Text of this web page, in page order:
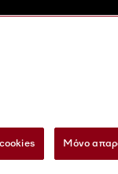
ψηφιακές
Μόνο